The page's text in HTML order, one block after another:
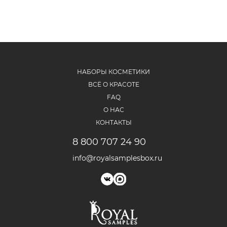
НАБОРЫ КОСМЕТИКИ
ВСЁ О КРАСОТЕ
FAQ
О НАС
КОНТАКТЫ
8 800 707 24 90
info@royalsamplesbox.ru